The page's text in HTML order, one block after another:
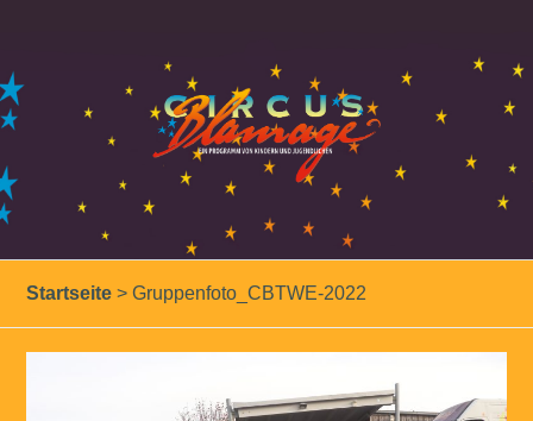
Startseite > Gruppenfoto_CBTWE-2022